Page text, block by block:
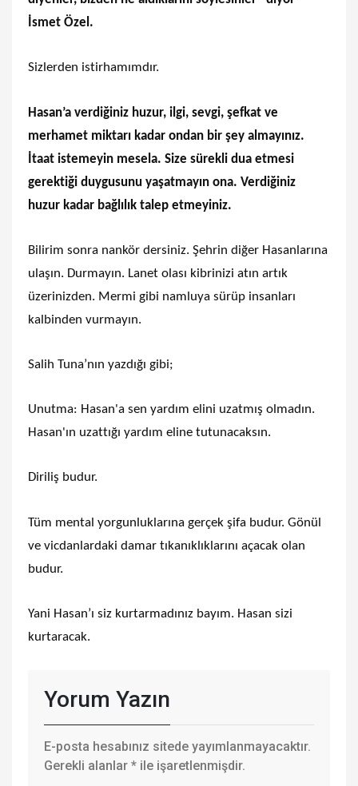
İsmet Özel.
Sizlerden istirhamımdır.
Hasan’a verdiğiniz huzur, ilgi, sevgi, şefkat ve
merhamet miktarı kadar ondan bir şey almayınız.
İtaat istemeyin mesela. Size sürekli dua etmesi
gerektiği duygusunu yaşatmayın ona. Verdiğiniz
huzur kadar bağlılık talep etmeyiniz.
Bilirim sonra nankör dersiniz. Şehrin diğer Hasanlarına
ulaşın. Durmayın. Lanet olası kibrinizi atın artık
üzerinizden. Mermi gibi namluya sürüp insanları
kalbinden vurmayın.
Salih Tuna’nın yazdığı gibi;
Unutma: Hasan'a sen yardım elini uzatmış olmadın.
Hasan'ın uzattığı yardım eline tutunacaksın.
Diriliş budur.
Tüm mental yorgunluklarına gerçek şifa budur. Gönül
ve vicdanlardaki damar tıkanıklıklarını açacak olan
budur.
Yani Hasan’ı siz kurtarmadınız bayım. Hasan sizi
kurtaracak.
Yorum Yazın
E-posta hesabınız sitede yayımlanmayacaktır.
Gerekli alanlar * ile işaretlenmişdir.